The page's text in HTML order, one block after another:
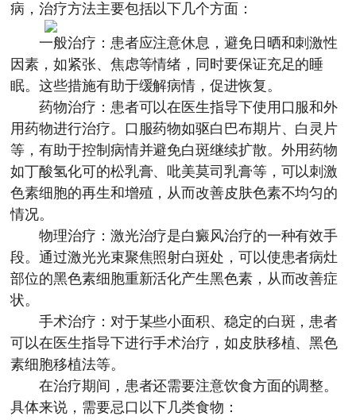
病，治疗方法主要包括以下几个方面：
一般治疗：患者应注意休息，避免日晒和刺激性
因素，如紧张、焦虑等情绪，同时要保证充足的睡
眠。这些措施有助于缓解病情，促进恢复。
药物治疗：患者可以在医生指导下使用口服和外
用药物进行治疗。口服药物如驱白巴布期片、白灵片
等，有助于控制病情并避免白斑继续扩散。外用药物
如丁酸氢化可的松乳膏、吡美莫司乳膏等，可以刺激
色素细胞的再生和增殖，从而改善皮肤色素不均匀的
情况。
物理治疗：激光治疗是白癜风治疗的一种有效手
段。通过激光光束聚焦照射白斑处，可以使患者病灶
部位的黑色素细胞重新活化产生黑色素，从而改善症
状。
手术治疗：对于某些小面积、稳定的白斑，患者
可以在医生指导下进行手术治疗，如皮肤移植、黑色
素细胞移植法等。
在治疗期间，患者还需要注意饮食方面的调整。
具体来说，需要忌口以下几类食物：